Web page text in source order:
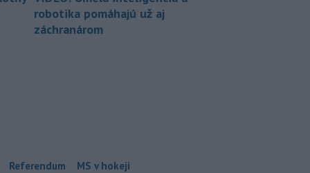
robotika pomáhajú už aj
záchranárom
Referendum MS v hokeji